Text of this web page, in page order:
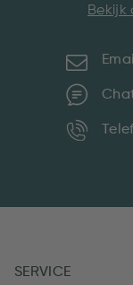
Bekijk
Email
SERVICE